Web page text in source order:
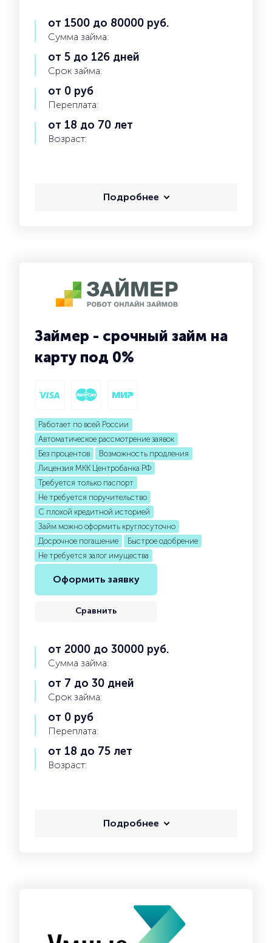
от 1500 до 80000 руб.
Сумма займа:
от 5 до 126 дней
Срок займа:
от 0 руб
Переплата:
от 18 до 70 лет
Возраст:
Подробнее
Займер - срочный займ на
карту под 0%
Работает по всей России
Автоматическое рассмотрение заявок
Без процентов
Возможность продления
Лицензия МКК Центробанка РФ
Требуется только паспорт
Не требуется поручительство
С плохой кредитной историей
Займ можно оформить круглосуточно
Досрочное погашение
Быстрое одобрение
Не требуется залог имущества
Оформить заявку
Сравнить
от 2000 до 30000 руб.
Сумма займа:
от 7 до 30 дней
Срок займа:
от 0 руб
Переплата:
от 18 до 75 лет
Возраст:
Подробнее